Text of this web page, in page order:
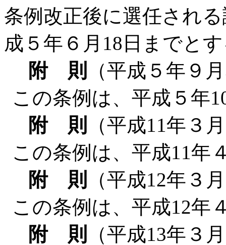
条例改正後に選任され
成５年６月18日までと
附 則
（平成５年９
この条例は、平成５年
附 則
（平成11年３
この条例は、平成11年
附 則
（平成12年３
この条例は、平成12年
附 則
（平成13年３